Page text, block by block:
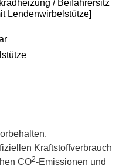
/ Beifahrersitz
Lendenwirbelstütze]
Kraftstoffverbrauch
CO2-Emissionen und